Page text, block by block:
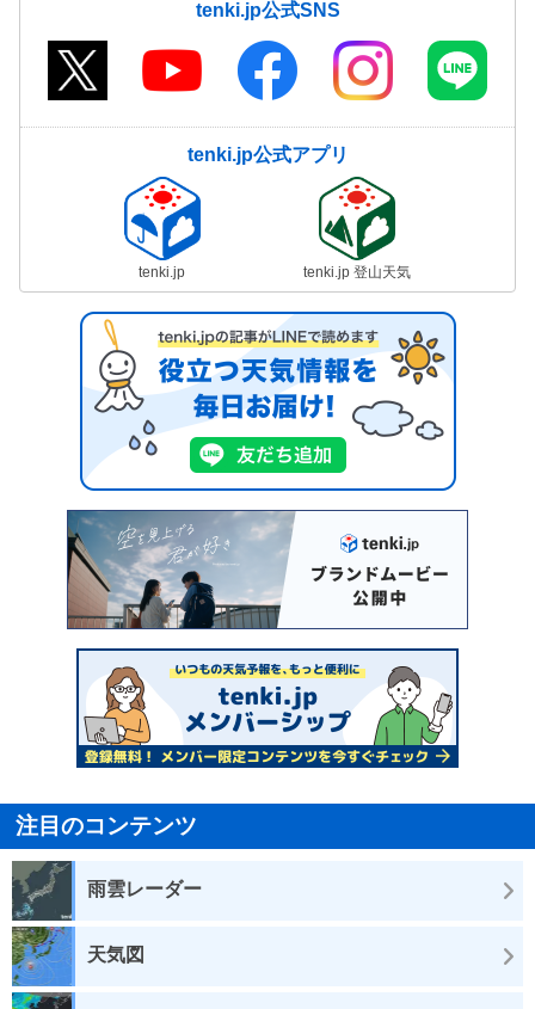
tenki.jp公式SNS
tenki.jp公式アプリ
tenki.jp tenki.jp 登山天気
注目のコンテンツ
雨雲レーダー
天気図